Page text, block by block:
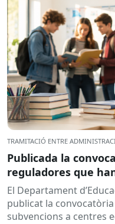
TRAMITACIÓ ENTRE
Publicada la
reguladores que
subvencions a
desenvolupament
inserció, durant el
El Departament
publicat la
subvencions a centres